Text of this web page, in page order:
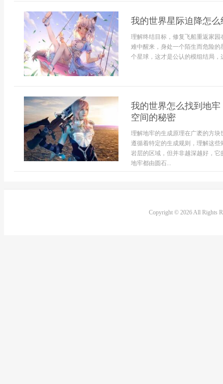
我的世界星际迫降怎
理解终结目标，修复飞船重返家
难中醒来，身处一个陌生而危险
个星球，这才是公认的模组结局
我的世界怎么找到地
空间的秘密
理解地牢的生成原理在广袤的方
遵循着特定的生成规则，理解这
岩层的区域，但并非越深越好，
地牢都由圆石...
Copyright © 2026 All Rights